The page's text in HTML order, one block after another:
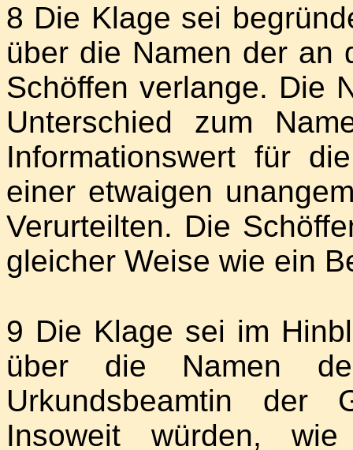
8 Die Klage sei
über die Namen der an
Schöffen verlange. Die
Unterschied zum
Informationswert für
einer etwaigen
Verurteilten. Die
gleicher Weise wie ein
9 Die Klage sei im
über die Namen
Urkundsbeamtin der
Insoweit würden,